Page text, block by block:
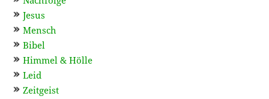
Jesus
Mensch
Bibel
Himmel & Hölle
Leid
Zeitgeist